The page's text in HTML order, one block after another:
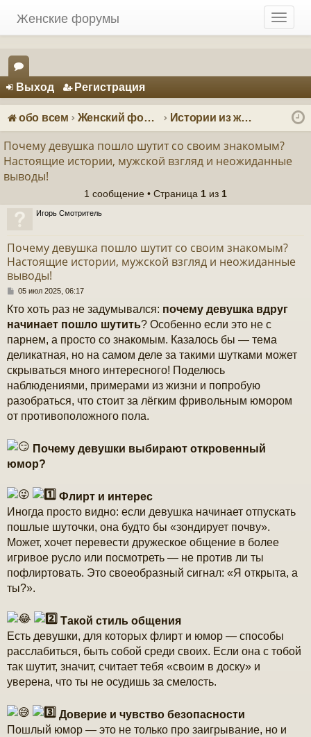
T
o
l
n
v
i
g
Женские форумы
Регистрация
ор
ум
Выход Регистрация
обо всем Женский форум о мужчинах Истории из жизни
Почему девушка пошло шутит со своим знакомым?
Настоящие истории, мужской взгляд и неожиданные
выводы!
1 сообщение • Страница 1 из 1
Игорь Смотритель
Почему девушка пошло шутит со своим знакомым?
Настоящие истории, мужской взгляд и неожиданные
выводы!
С
о
б
е
н
е
05 июл 2025, 06:17
Кто хоть раз не задумывался: почему девушка вдруг
начинает пошло шутить? Особенно если это не с
парнем, а просто со знакомым. Казалось бы — тема
деликатная, но на самом деле за такими шутками может
скрываться много интересного! Поделюсь
наблюдениями, примерами из жизни и попробую
разобраться, что стоит за лёгким фривольным юмором
от противоположного пола.
Почему девушки выбирают откровенный
юмор?
Флирт и интерес
Иногда просто видно: если девушка начинает отпускать
пошлые шуточки, она будто бы «зондирует почву».
Может, хочет перевести дружеское общение в более
игривое русло или посмотреть — не против ли ты
пофлиртовать. Это своеобразный сигнал: «Я открыта, а
ты?».
Такой стиль общения
Есть девушки, для которых флирт и юмор — способы
расслабиться, быть собой среди своих. Если она с тобой
так шутит, значит, считает тебя «своим в доску» и
уверена, что ты не осудишь за смелость.
Доверие и чувство безопасности
Пошлый юмор — это не только про заигрывание, но и